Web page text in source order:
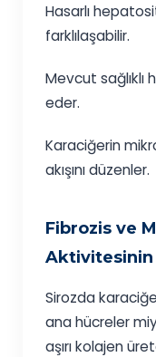
Hasarlı
farklılaşabilir.
Mevcut sağlıklı
eder.
Karaciğerin
akışını düzenler.
Fibrozis ve
Aktivitesinin
Sirozda
ana hücreler
aşırı kolajen